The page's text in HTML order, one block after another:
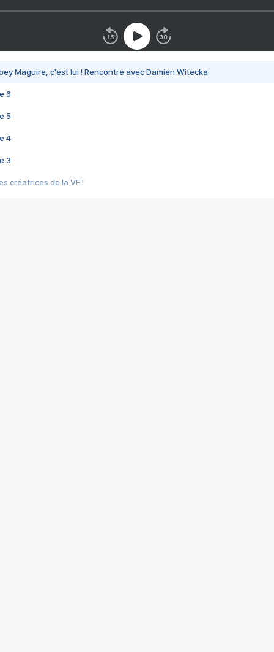
Maguire, c'est lui ! Rencontre avec Damien Witecka
6
5
4
3
créatrices de la VF !